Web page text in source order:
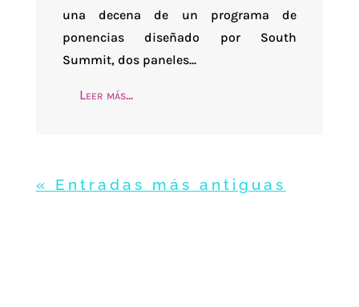
una decena de un programa de
ponencias diseñado por South
Summit, dos paneles...
Leer más...
« Entradas más antiguas